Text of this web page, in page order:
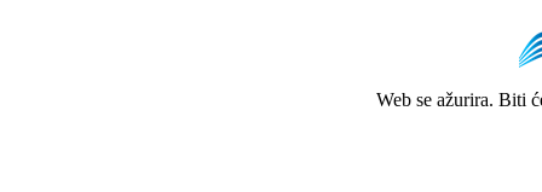
Web se ažurira. Biti